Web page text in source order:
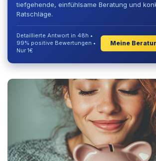
tiefgehende, einfühlsame Beratung und
Ratschläge.
Detaillierte Antwort in 48h •
99% positive Bewertungen •
Nur 1€
Meine